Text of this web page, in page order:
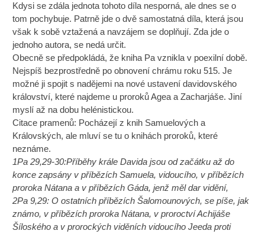
Kdysi se zdála jednota tohoto díla nesporná, ale dnes se o
tom pochybuje. Patrně jde o dvě samostatná díla, která jsou
však k sobě vztažená a navzájem se doplňují. Zda jde o
jednoho autora, se nedá určit.
Obecně se předpokládá, že kniha Pa vznikla v poexilní době.
Nejspíš bezprostředně po obnovení chrámu roku 515. Je
možné ji spojit s nadějemi na nové ustavení davidovského
království, které najdeme u proroků Agea a Zacharjáše. Jiní
myslí až na dobu helénistickou.
Citace pramenů: Pocházejí z knih Samuelových a
Královských, ale mluví se tu o knihách proroků, které
neznáme.
1Pa 29,29-30:Příběhy krále Davida jsou od začátku až do
konce zapsány v příbězích Samuela, vidoucího, v příbězích
proroka Nátana a v příbězích Gáda, jenž měl dar vidění,
2Pa 9,29: O ostatních příbězích Šalomounových, se píše, jak
známo, v příbězích proroka Nátana, v proroctví Achijáše
Šíloského a v prorockých viděních vidoucího Jeeda proti